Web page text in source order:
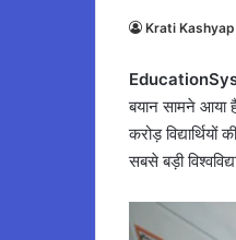
Krati
बयान सामने आया
करोड़
सबसे बड़ी